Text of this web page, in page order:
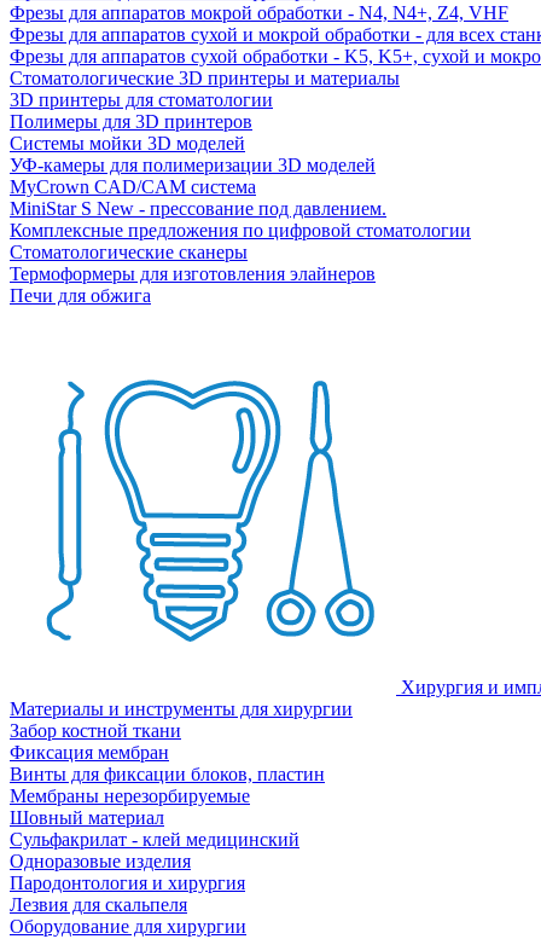
Фрезы для аппаратов мокрой обработки - N4, N4+, Z4, VHF
Фрезы для аппаратов сухой и мокрой обработки - для всех
Фрезы для аппаратов сухой обработки - K5, K5+, сухой и
Стоматологические 3D принтеры и материалы
3D принтеры для стоматологии
Полимеры для 3D принтеров
Системы мойки 3D моделей
УФ-камеры для полимеризации 3D моделей
MyCrown CAD/CAM система
MiniStar S New - прессование под давлением.
Комплексные предложения по цифровой стоматологии
Стоматологические сканеры
Термоформеры для изготовления элайнеров
Печи для обжига
Хирургия и
Материалы и инструменты для хирургии
Забор костной ткани
Фиксация мембран
Винты для фиксации блоков, пластин
Мембраны нерезорбируемые
Шовный материал
Сульфакрилат - клей медицинский
Одноразовые изделия
Пародонтология и хирургия
Лезвия для скальпеля
Оборудование для хирургии